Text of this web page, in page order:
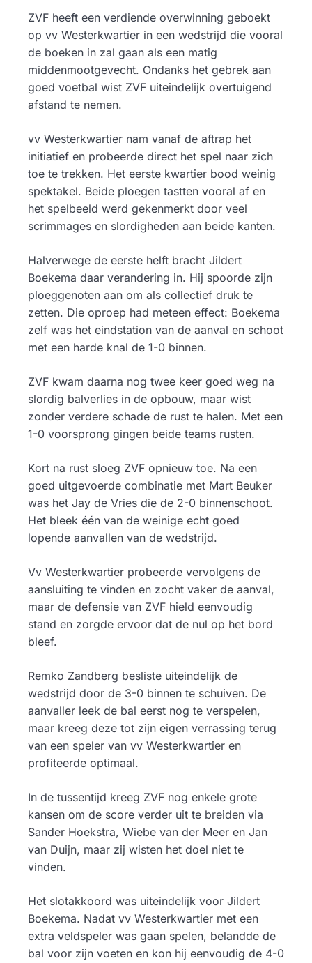
ZVF heeft een verdiende overwinning geboekt
op vv Westerkwartier in een wedstrijd die vooral
de boeken in zal gaan als een matig
middenmootgevecht. Ondanks het gebrek aan
goed voetbal wist ZVF uiteindelijk overtuigend
afstand te nemen.
vv Westerkwartier nam vanaf de aftrap het
initiatief en probeerde direct het spel naar zich
toe te trekken. Het eerste kwartier bood weinig
spektakel. Beide ploegen tastten vooral af en
het spelbeeld werd gekenmerkt door veel
scrimmages en slordigheden aan beide kanten.
Halverwege de eerste helft bracht Jildert
Boekema daar verandering in. Hij spoorde zijn
ploeggenoten aan om als collectief druk te
zetten. Die oproep had meteen effect: Boekema
zelf was het eindstation van de aanval en schoot
met een harde knal de 1-0 binnen.
ZVF kwam daarna nog twee keer goed weg na
slordig balverlies in de opbouw, maar wist
zonder verdere schade de rust te halen. Met een
1-0 voorsprong gingen beide teams rusten.
Kort na rust sloeg ZVF opnieuw toe. Na een
goed uitgevoerde combinatie met Mart Beuker
was het Jay de Vries die de 2-0 binnenschoot.
Het bleek één van de weinige echt goed
lopende aanvallen van de wedstrijd.
Vv Westerkwartier probeerde vervolgens de
aansluiting te vinden en zocht vaker de aanval,
maar de defensie van ZVF hield eenvoudig
stand en zorgde ervoor dat de nul op het bord
bleef.
Remko Zandberg besliste uiteindelijk de
wedstrijd door de 3-0 binnen te schuiven. De
aanvaller leek de bal eerst nog te verspelen,
maar kreeg deze tot zijn eigen verrassing terug
van een speler van vv Westerkwartier en
profiteerde optimaal.
In de tussentijd kreeg ZVF nog enkele grote
kansen om de score verder uit te breiden via
Sander Hoekstra, Wiebe van der Meer en Jan
van Duijn, maar zij wisten het doel niet te
vinden.
Het slotakkoord was uiteindelijk voor Jildert
Boekema. Nadat vv Westerkwartier met een
extra veldspeler was gaan spelen, belandde de
bal voor zijn voeten en kon hij eenvoudig de 4-0